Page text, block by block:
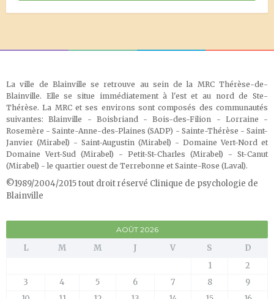
La ville de Blainville se retrouve au sein de la MRC Thérèse-de-
Blainville. Elle se situe immédiatement à l'est et au nord de Ste-
Thérèse. La MRC et ses environs sont composés des communautés
suivantes: Blainville - Boisbriand - Bois-des-Filion - Lorraine -
Rosemère - Sainte-Anne-des-Plaines (SADP) - Sainte-Thérèse - Saint-
Janvier (Mirabel) - Saint-Augustin (Mirabel) - Domaine Vert-Nord et
Domaine Vert-Sud (Mirabel) - Petit-St-Charles (Mirabel) - St-Canut
(Mirabel) - le quartier ouest de Terrebonne et Sainte-Rose (Laval).
©1989/2004/2015 tout droit réservé Clinique de psychologie de
Blainville
AOÛT 2026
L M M J V S
D
1
2
3
4 5 6 7 8
9